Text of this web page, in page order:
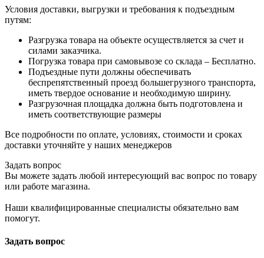
Условия доставки, выгрузки и требования к подъездным
путям:
Разгрузка товара на объекте осуществляется за счет и
силами заказчика.
Погрузка товара при самовывозе со склада – Бесплатно.
Подъездные пути должны обеспечивать
беспрепятственный проезд большегрузного транспорта,
иметь твердое основание и необходимую ширину.
Разгрузочная площадка должна быть подготовлена и
иметь соответствующие размеры
Все подробности по оплате, условиях, стоимости и сроках
доставки уточняйте у наших менеджеров
Задать вопрос
Вы можете задать любой интересующий вас вопрос по товару
или работе магазина.
Наши квалифицированные специалисты обязательно вам
помогут.
Задать вопрос